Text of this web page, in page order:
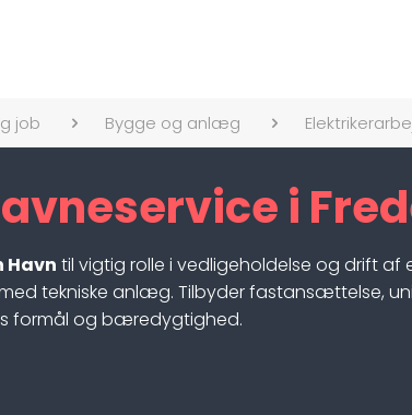
job Bygge og anlæg
i
Havn til vigtig rolle i vedligeholdelse og drift
tekniske anlæg. Tilbyder fastansættelse,
formål og bæredygtighed.